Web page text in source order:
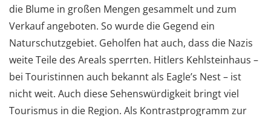
die Blume in großen Mengen gesammelt und zum
Verkauf angeboten. So wurde die Gegend ein
Naturschutzgebiet. Geholfen hat auch, dass die Nazis
weite Teile des Areals sperrten. Hitlers Kehlsteinhaus –
bei Touristinnen auch bekannt als Eagle’s Nest – ist
nicht weit. Auch diese Sehenswürdigkeit bringt viel
Tourismus in die Region. Als Kon­trastprogramm zur